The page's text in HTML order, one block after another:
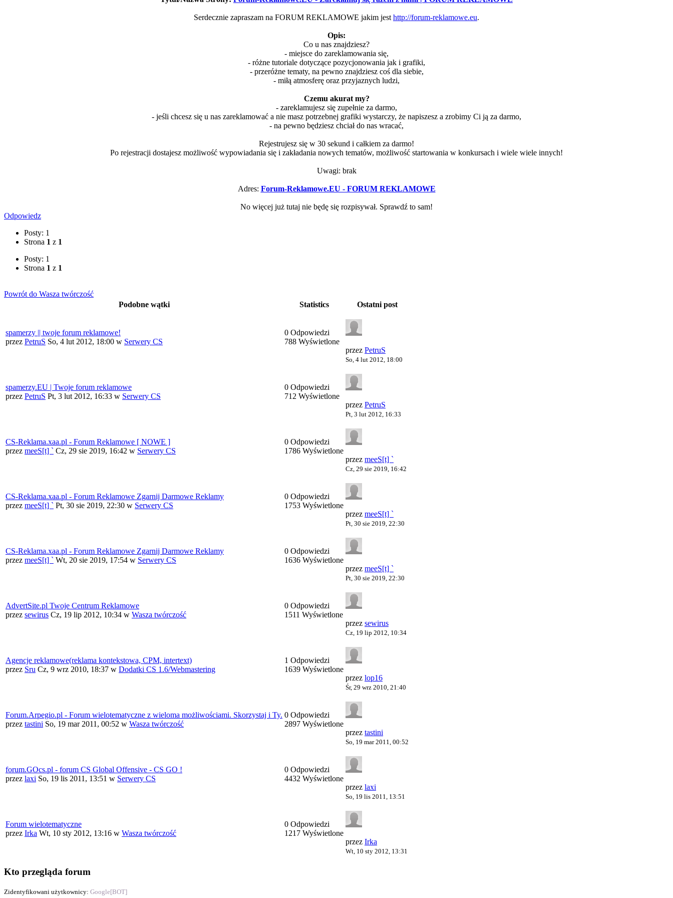
Serdecznie zapraszam na FORUM REKLAMOWE jakim jesthttp://forum-reklamowe.eu.
Opis:
Co u nas znajdziesz?
- miejsce do zareklamowania się,
- różne tutoriale dotyczące pozycjonowania jak i grafiki,
- przeróżne tematy, na pewno znajdziesz coś dla siebie,
- miłą atmosferę oraz przyjaznych ludzi,
Czemu akurat my?
- zareklamujesz się zupełnie za darmo,
- jeśli chcesz się u nas zareklamować a nie masz potrzebnej grafiki wystarczy, że napiszesz a zrobimy Ci ją za darmo,
- na pewno będziesz chciał do nas wracać,
Rejestrujesz się w 30 sekund i całkiem za darmo!
Po rejestracji dostajesz możliwość wypowiadania się i zakładania nowych tematów, możliwość startowania w konkursach i wiele wiele innych!
Uwagi: brak
Adres: Forum-Reklamowe.EU - FORUM REKLAMOWE
No więcej już tutaj nie będę się rozpisywał. Sprawdź to sam!
Odpowiedz
Posty: 1
Strona 1 z 1
Posty: 1
Strona 1 z 1
Powrót do Wasza twórczość
Podobne wątki
Statistics Ostatni post
spamerzy || twoje forum reklamowe!
przez PetruS So, 4 lut 2012, 18:00 w Serwery CS
0 Odpowiedzi
788 Wyświetlone
przez PetruS
So, 4 lut 2012, 18:00
spamerzy.EU | Twoje forum reklamowe
przez PetruS Pt, 3 lut 2012, 16:33 w Serwery CS
0 Odpowiedzi
712 Wyświetlone
przez PetruS
Pt, 3 lut 2012, 16:33
CS-Reklama.xaa.pl - Forum Reklamowe [ NOWE ]
przez meeS[t] ` Cz, 29 sie 2019, 16:42 w Serwery CS
0 Odpowiedzi
1786 Wyświetlone
przez meeS[t] `
Cz, 29 sie 2019, 16:42
CS-Reklama.xaa.pl - Forum Reklamowe Zgarnij Darmowe Reklamy
przez meeS[t] ` Pt, 30 sie 2019, 22:30 w Serwery CS
0 Odpowiedzi
1753 Wyświetlone
przez meeS[t] `
Pt, 30 sie 2019, 22:30
CS-Reklama.xaa.pl - Forum Reklamowe Zgarnij Darmowe Reklamy
przez meeS[t] ` Wt, 20 sie 2019, 17:54 w Serwery CS
0 Odpowiedzi
1636 Wyświetlone
przez meeS[t] `
Pt, 30 sie 2019, 22:30
AdvertSite.pl Twoje Centrum Reklamowe
przez sewirus Cz, 19 lip 2012, 10:34 w Wasza twórczość
0 Odpowiedzi
1511 Wyświetlone
przez sewirus
Cz, 19 lip 2012, 10:34
Agencje reklamowe(reklama kontekstowa, CPM, intertext)
przez Sru Cz, 9 wrz 2010, 18:37 w Dodatki CS 1.6/Webmastering
1 Odpowiedzi
1639 Wyświetlone
przez lop16
Śr, 29 wrz 2010, 21:40
Forum.Arpegio.pl - Forum wielotematyczne z wieloma możliwościami. Skorzystaj i Ty.
przez tastini So, 19 mar 2011, 00:52 w Wasza twórczość
0 Odpowiedzi
2897 Wyświetlone
przez tastini
So, 19 mar 2011, 00:52
forum.GOcs.pl - forum CS Global Offensive - CS GO !
przez laxi So, 19 lis 2011, 13:51 w Serwery CS
0 Odpowiedzi
4432 Wyświetlone
przez laxi
So, 19 lis 2011, 13:51
Forum wielotematyczne
przez Irka Wt, 10 sty 2012, 13:16 w Wasza twórczość
0 Odpowiedzi
1217 Wyświetlone
przez Irka
Wt, 10 sty 2012, 13:31
Kto przegląda forum
Zidentyfikowani użytkownicy: Google[BOT]